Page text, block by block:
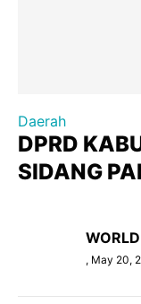
Daerah
DPRD
SIDANG
, May 20,